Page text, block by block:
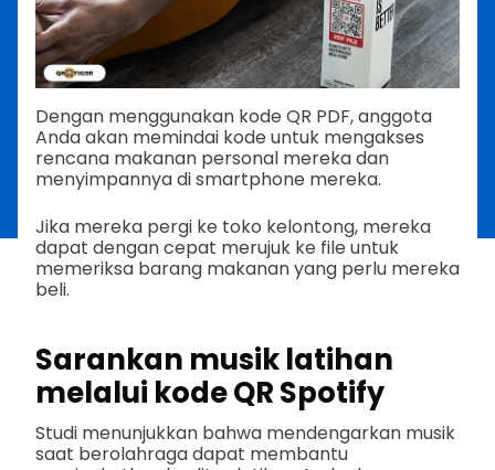
Dengan menggunakan kode QR PDF, anggota
Anda akan memindai kode untuk mengakses
rencana makanan personal mereka dan
menyimpannya di smartphone mereka.
Jika mereka pergi ke toko kelontong, mereka
dapat dengan cepat merujuk ke file untuk
memeriksa barang makanan yang perlu mereka
beli.
Sarankan musik latihan
melalui kode QR Spotify
Studi menunjukkan bahwa mendengarkan musik
saat berolahraga dapat membantu